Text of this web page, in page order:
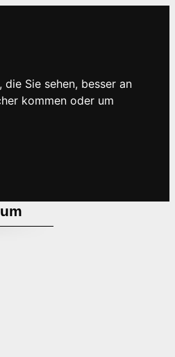
Sie sehen, besser an
kommen oder um